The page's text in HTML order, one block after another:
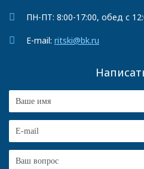
ПН-ПТ: 8:00-17:00, обед с
E-mail: ritski@bk.ru